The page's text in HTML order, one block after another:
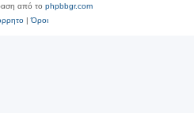
από το phpbbgr.com
|Όροι